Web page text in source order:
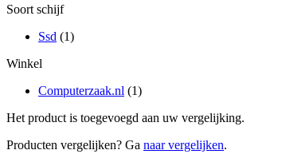
Soort schijf
Ssd (1)
Winkel
Computerzaak.nl (1)
Het product is toegevoegd aan uw vergelijking.
Producten vergelijken? Ga naar vergelijken.